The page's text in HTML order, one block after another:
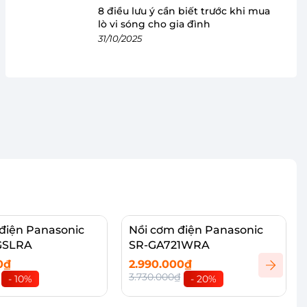
8 điều lưu ý cần biết trước khi mua
lò vi sóng cho gia đình
31/10/2025
Panasonic
- 10%
Nồi cơm điện Panasonic
SR-GA721WRA
2.990.000₫
3.730.000₫ - 20%